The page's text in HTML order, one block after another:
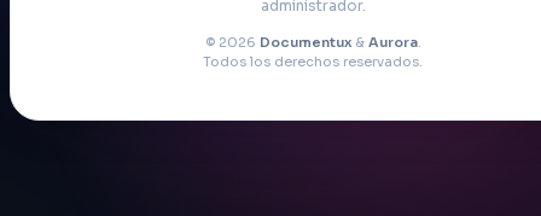
administrador.
© 2026 Documentux& Aurora.
Todos los derechos reservados.